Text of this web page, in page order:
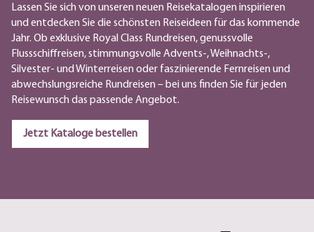
Lassen Sie sich von unseren neuen Reisekatalogen inspirieren
und entdecken Sie die schönsten Reiseideen für das kommende
Jahr. Ob exklusive Royal Class Rundreisen, genussvolle
Flussschiffreisen, stimmungsvolle Advents-, Weihnachts-,
Silvester- und Winterreisen oder faszinierende Fernreisen und
abwechslungsreiche Rundreisen – bei uns finden Sie für jeden
Reisewunsch das passende Angebot.
Jetzt Kataloge bestellen